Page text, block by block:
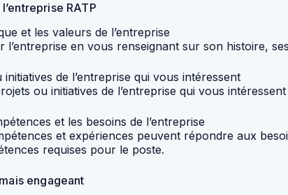
RATP
et les valeurs de l’entreprise
en vous renseignant sur son histoire,
de l’entreprise qui vous intéressent
ou initiatives de l’entreprise qui vous
et les besoins de l’entreprise
et expériences peuvent répondre aux
requises pour le poste.
engageant